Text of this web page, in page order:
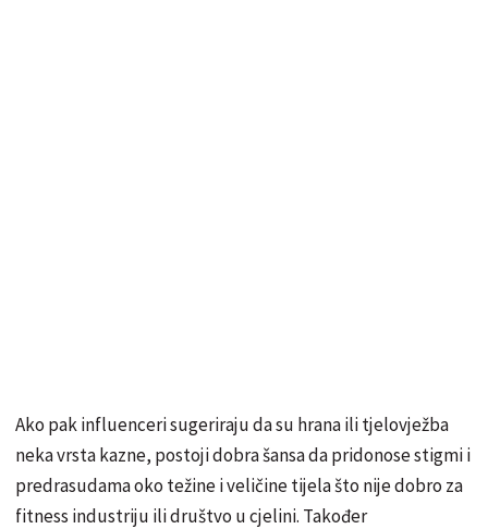
Ako pak influenceri sugeriraju da su hrana ili tjelovježba
neka vrsta kazne, postoji dobra šansa da pridonose stigmi i
predrasudama oko težine i veličine tijela što nije dobro za
fitness industriju ili društvo u cjelini. Također